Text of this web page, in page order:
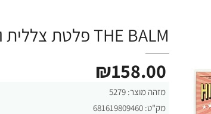
THE BALM פלטת צללית וסומק Highlite 'N Con Tour
מזהה מוצר: 5279
מק"ט: 681619809460
₪158.00